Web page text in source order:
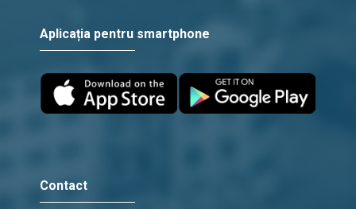
Aplicația pentru smartphone
Contact